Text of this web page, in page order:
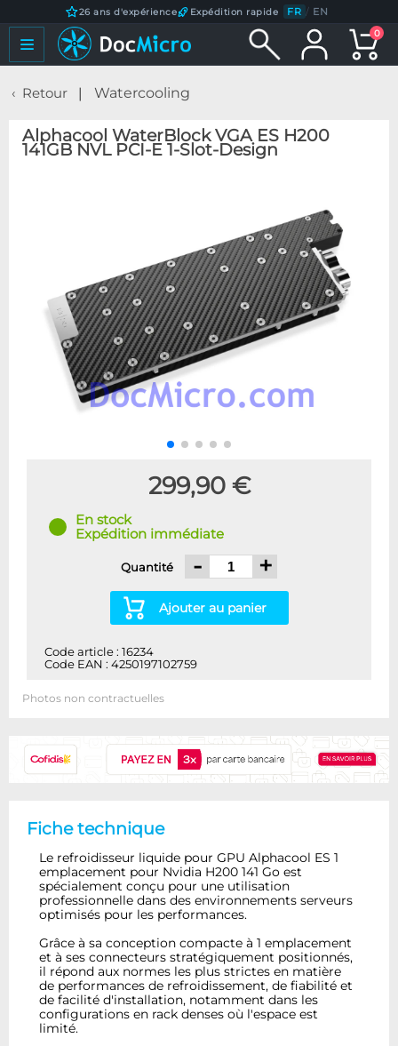
26 ans d'expérience Expédition rapide FR / EN
0
Retour Watercooling
Alphacool WaterBlock VGA ES H200
141GB NVL PCI-E 1-Slot-Design
299,90 €
En stock
Expédition immédiate
Quantité - +
Ajouter au panier
Code article : 16234
Code EAN : 4250197102759
Photos non contractuelles
Fiche technique
Le refroidisseur liquide pour GPU Alphacool ES 1
emplacement pour Nvidia H200 141 Go est
spécialement conçu pour une utilisation
professionnelle dans des environnements serveurs
optimisés pour les performances.
Grâce à sa conception compacte à 1 emplacement
et à ses connecteurs stratégiquement positionnés,
il répond aux normes les plus strictes en matière
de performances de refroidissement, de fiabilité et
de facilité d'installation, notamment dans les
configurations en rack denses où l'espace est
limité.